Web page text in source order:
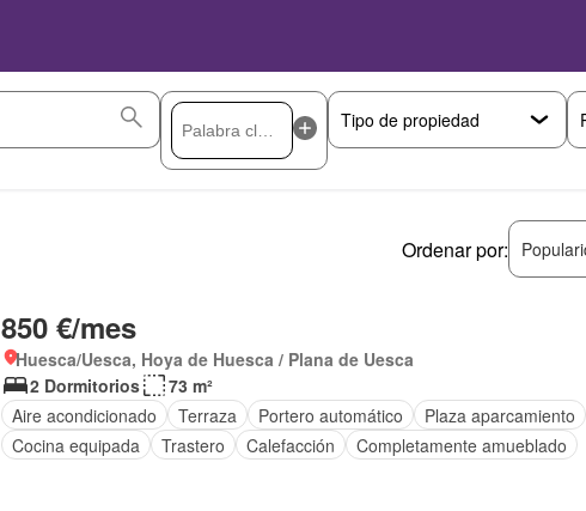
Ordenar por:
850 €/mes
Huesca/Uesca, Hoya de Huesca / Plana de Uesca
2 Dormitorios
73 m²
Aire acondicionado
Terraza Portero automático
Plaza aparcamiento
Cocina equipada
Trastero Calefacción Completamente amueblado